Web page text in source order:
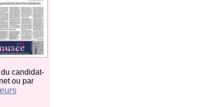
candidat-
ou par